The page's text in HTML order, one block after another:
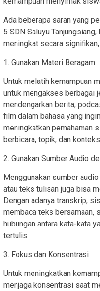
Ada beberapa saran yang
5 SDN Saluyu
meningkat secara signifikan,
1. Gunakan Materi Beragam
Untuk melatih kemampuan
untuk mengakses berbagai
mendengarkan berita,
film dalam bahasa yang
meningkatkan pemahaman
berbicara, topik, dan
2. Gunakan Sumber Audio
Menggunakan sumber
atau teks tulisan juga bisa
Dengan adanya transkrip,
membaca teks bersamaan,
hubungan antara kata-kata
tertulis.
3. Fokus dan Konsentrasi
Untuk meningkatkan
menjaga konsentrasi saat